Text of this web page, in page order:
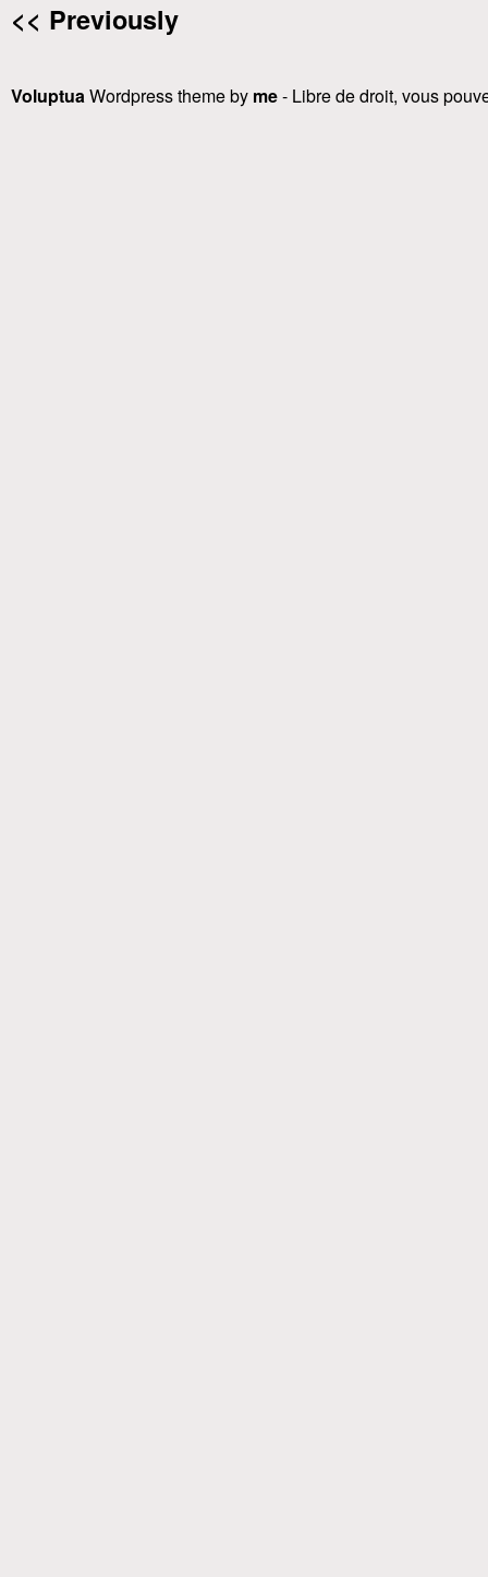
<< Previously
VoluptuaWordpress theme by me- Libre de droit, vous